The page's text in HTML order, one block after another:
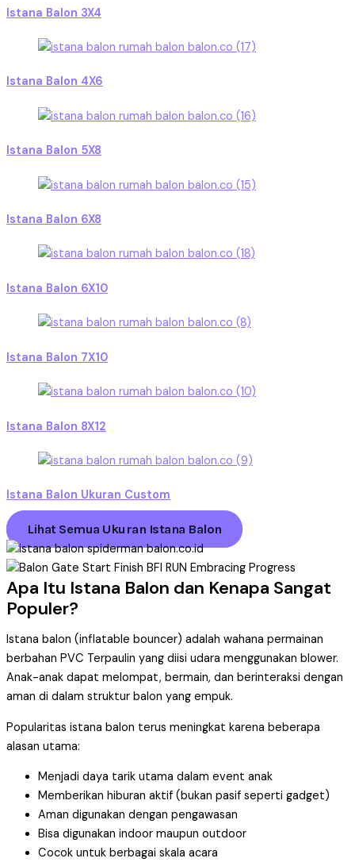
Istana Balon 3X4
Istana Balon 4X6
Istana Balon 5X8
Istana Balon 6X8
Istana Balon 6X10
Istana Balon 7X10
Istana Balon 8X12
Istana Balon Ukuran Custom
Lihat Semua Ukuran Istana Balon
Apa Itu Istana Balon dan Kenapa Sangat
Populer?
Istana balon (inflatable bouncer) adalah wahana permainan
berbahan PVC Terpaulin yang diisi udara menggunakan blower.
Anak-anak dapat melompat, bermain, dan berinteraksi dengan
aman di dalam struktur balon yang empuk.
Popularitas istana balon terus meningkat karena beberapa
alasan utama:
Menjadi daya tarik utama dalam event anak
Memberikan hiburan aktif (bukan pasif seperti gadget)
Aman digunakan dengan pengawasan
Bisa digunakan indoor maupun outdoor
Cocok untuk berbagai skala acara